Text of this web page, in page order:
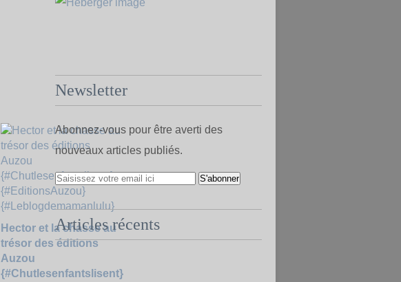
Hector et la chasse au
trésor des éditions
Auzou
{#Chutlesenfantslisent}
Newsletter
Abonnez-vous pour être averti des
nouveaux articles publiés.
Articles récents